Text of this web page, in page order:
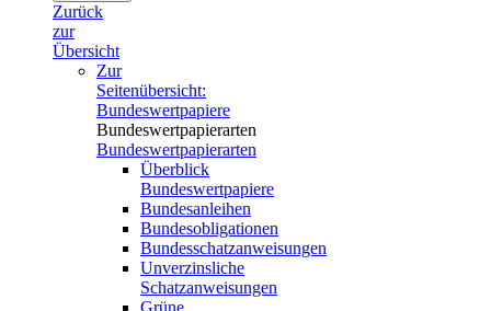
Zurück
zur
Übersicht
Zur
Seitenübersicht:
Bundeswertpapiere
Bundeswertpapierarten
Bundeswertpapierarten
Überblick
Bundeswertpapiere
Bundesanleihen
Bundesobligationen
Bundesschatzanweisungen
Unverzinsliche
Schatzanweisungen
Grüne